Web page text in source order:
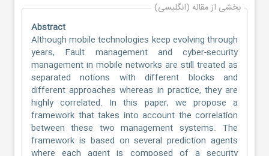
بخشی از مقاله (انگلیسی)
Abstract
Although mobile technologies keep evolving through
years, Fault management and cyber-security
management in mobile networks are still treated as
separated notions with different blocks and
different approaches whereas in practice, they are
highly correlated. In this paper, we propose a
framework that takes into account the correlation
between these two management systems. The
framework is based on several prediction agents